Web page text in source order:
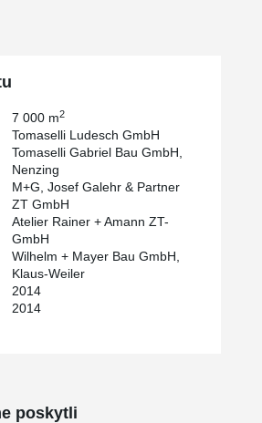
7 000 m2
Tomaselli Ludesch GmbH
Tomaselli Gabriel Bau GmbH,
Nenzing
M+G, Josef Galehr & Partner
ZT GmbH
Atelier Rainer + Amann ZT-
GmbH
Wilhelm + Mayer Bau GmbH,
Klaus-Weiler
2014
2014
poskytli